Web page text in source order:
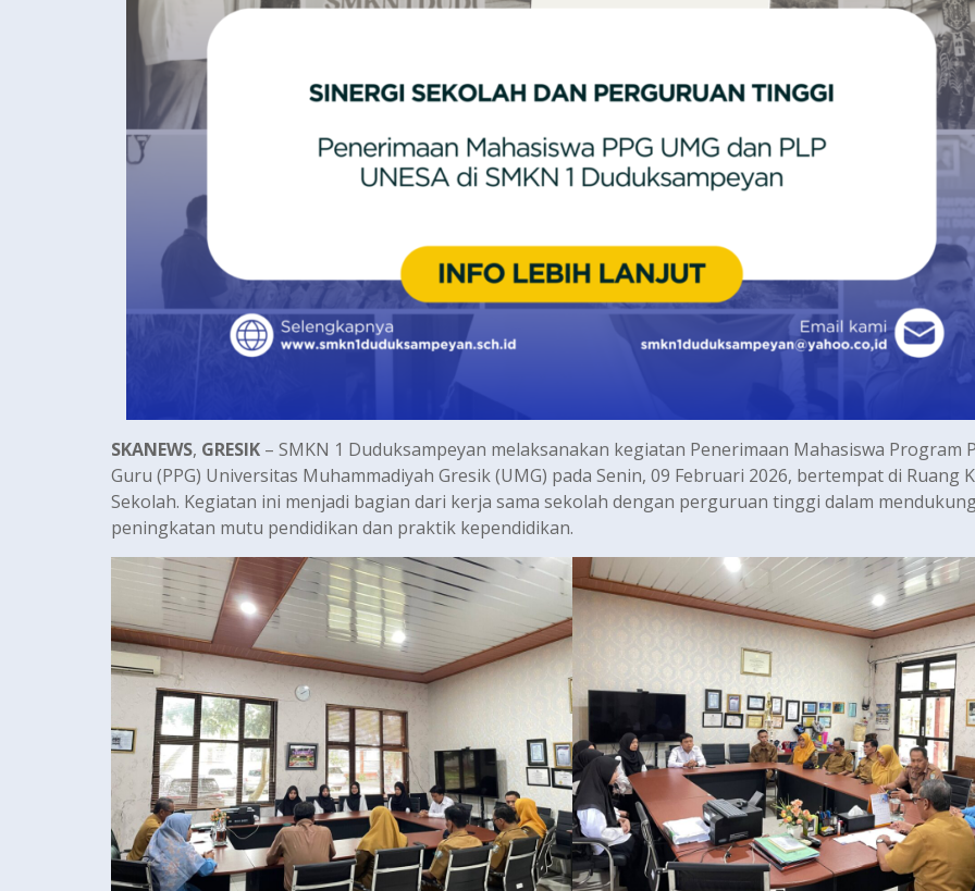
SKANEWS, GRESIK – SMKN 1 Duduksampeyan melaksanakan kegiatan Penerimaan Mahasiswa Program
Guru (PPG) Universitas Muhammadiyah Gresik (UMG) pada Senin, 09 Februari 2026, bertempat di Ruang
Sekolah. Kegiatan ini menjadi bagian dari kerja sama sekolah dengan perguruan tinggi dalam
peningkatan mutu pendidikan dan praktik kependidikan.